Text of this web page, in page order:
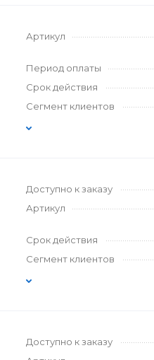
Артикул
Период оплаты
Срок действия
Сегмент клиентов
Доступно к заказу
Артикул
Срок действия
Сегмент клиентов
Доступно к заказу